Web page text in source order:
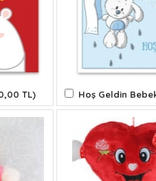
TL) Hoş Geldin